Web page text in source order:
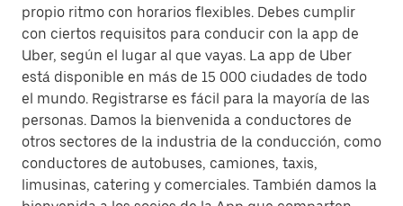
propio ritmo con horarios flexibles. Debes cumplir
con ciertos requisitos para conducir con la app de
Uber, según el lugar al que vayas. La app de Uber
está disponible en más de 15 000 ciudades de todo
el mundo. Registrarse es fácil para la mayoría de las
personas. Damos la bienvenida a conductores de
otros sectores de la industria de la conducción, como
conductores de autobuses, camiones, taxis,
limusinas, catering y comerciales. También damos la